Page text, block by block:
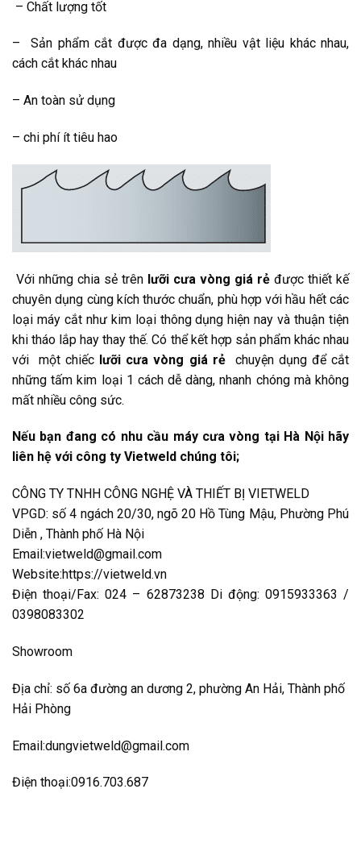
– Chất lượng tốt
– Sản phẩm cắt được đa dạng, nhiều vật liệu khác nhau,
cách cắt khác nhau
– An toàn sử dụng
– chi phí ít tiêu hao
Với những chia sẻ trên lưỡi cưa vòng giá rẻ được thiết kế
chuyên dụng cùng kích thước chuẩn, phù hợp với hầu hết các
loại máy cắt nhưkim loại thông dụng hiện nay và thuận tiện
khi tháo lắp hay thay thế. Có thể kết hợp sản phẩm khác nhau
với một chiếc lưỡi cưa vòng giá rẻchuyện dụng để cắt
những tấm kim loại 1 cách dễ dàng, nhanh chóng mà không
mất nhiều công sức.
Nếu bạn đang có nhu cầu máy cưa vòng tại Hà Nội hãy
liên hệ với công ty Vietweld chúng tôi;
CÔNG TY TNHH CÔNG NGHỆ VÀ THIẾT BỊ VIETWELD
VPGD: số 4 ngách 20/30, ngõ 20 Hồ Tùng Mậu, Phường Phú
Diễn , Thành phố Hà Nội
Email:vietweld@gmail.com
Website:https://vietweld.vn
Điện thoại/Fax: 024 – 62873238 Di động: 0915933363 /
0398083302
Showroom
Địa chỉ: số 6a đường an dương 2, phường An Hải, Thành phố
Hải Phòng
Email:dungvietweld@gmail.com
Điện thoại:0916.703.687